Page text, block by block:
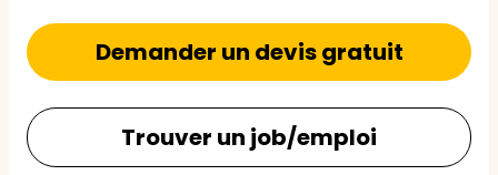
Demander un devis gratuit
Trouver un job/emploi